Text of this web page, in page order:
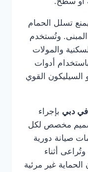
تسلل الحمام
وتُستخدم
والمولات
أدوات
السيليكون القوي
دبي بإجراء
تصميم مخصص لكل
صيانة دورية
أثناء
الحماية غير مرئية